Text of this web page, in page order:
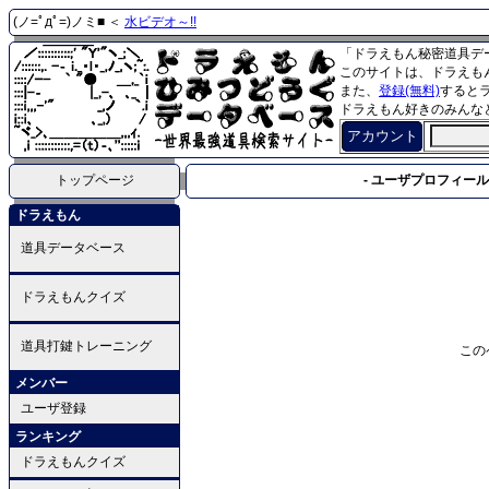
(ノ=ﾟдﾟ=)ノミ■ ＜ 水ビデオ～!!
「ドラえもん秘密道具
このサイトは、ドラえ
また、 登録(無料)すると
ドラえもん好きのみん
アカウント
トップページ - ユーザプロフィー
ドラえもん
道具データベース
ドラえもんクイズ
道具打鍵トレーニング
メンバー
ユーザ登録
ランキング
ドラえもんクイズ
こ